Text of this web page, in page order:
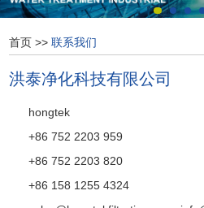
首页 >>联系我们
洪泰净化科技有限公司
hongtek
+86 752 2203 959
+86 752 2203 820
+86 158 1255 4324